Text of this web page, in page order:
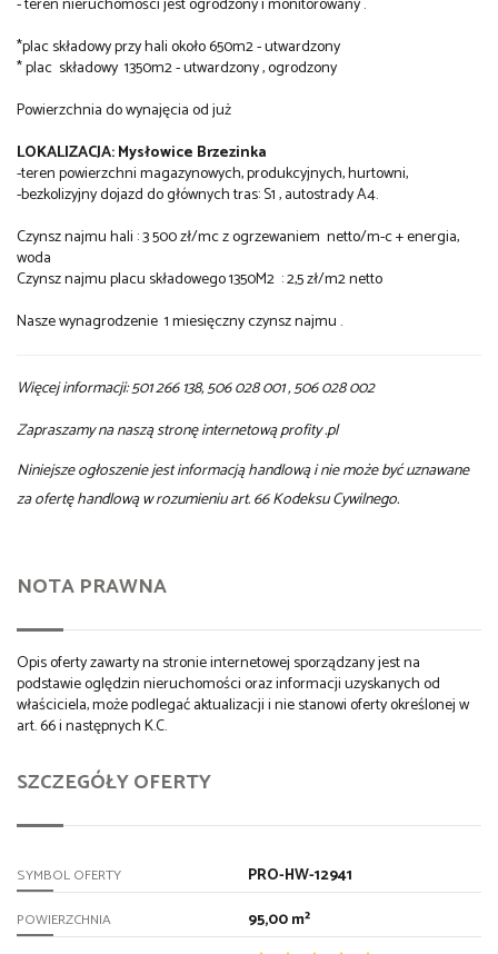
*plac składowy przy hali około 650m2 - utwardzony
* plac składowy 1350m2 - utwardzony , ogrodzony
Powierzchnia do wynajęcia od już
LOKALIZACJA: Mysłowice Brzezinka
-teren powierzchni magazynowych, produkcyjnych, hurtowni,
-bezkolizyjny dojazd do głównych tras: S1 , autostrady A4.
Czynsz najmu hali : 3 500 zł/mc z ogrzewaniem netto/m-c + energia,
woda
Czynsz najmu placu składowego 1350M2 : 2,5 zł/m2 netto
Nasze wynagrodzenie 1 miesięczny czynsz najmu .
Więcej informacji: 501 266 138, 506 028 001 , 506 028 002
Zapraszamy na naszą stronę internetową profity .pl
Niniejsze ogłoszenie jest informacją handlową i nie może być uznawane
za ofertę handlową w rozumieniu art. 66 Kodeksu Cywilnego.
NOTA PRAWNA
Opis oferty zawarty na stronie internetowej sporządzany jest na
podstawie oględzin nieruchomości oraz informacji uzyskanych od
właściciela, może podlegać aktualizacji i nie stanowi oferty określonej w
art. 66 i następnych K.C.
SZCZEGÓŁY OFERTY
SYMBOL OFERTY PRO-HW-12941
POWIERZCHNIA 95,00 m²